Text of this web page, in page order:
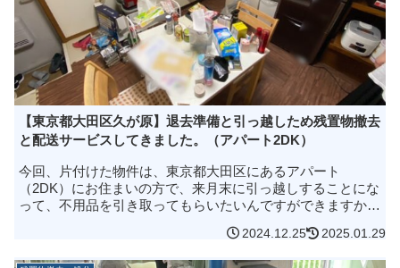
【東京都大田区久が原】退去準備と引っ越しため残置物撤去
と配送サービスしてきました。（アパート2DK）
今回、片付けた物件は、東京都大田区にあるアパート
（2DK）にお住まいの方で、来月末に引っ越しすることにな
って、不用品を引き取ってもらいたいんですができますか？
2024.12.25 2025.01.29